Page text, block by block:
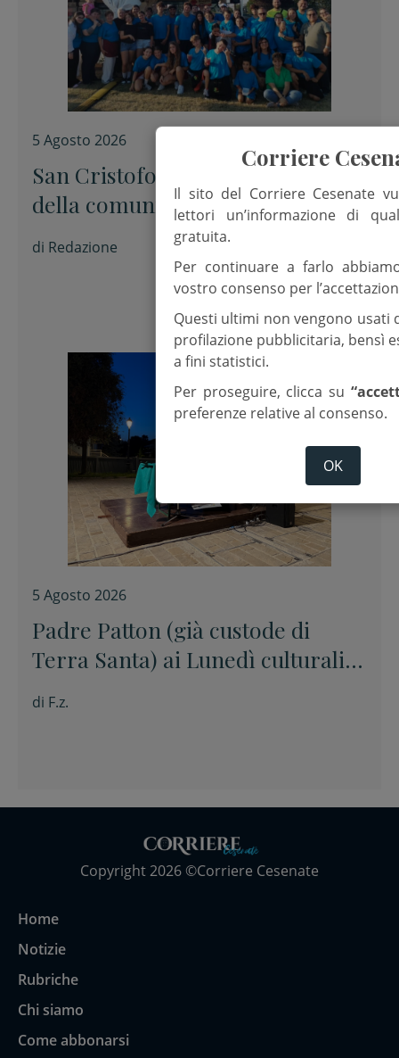
5 Agosto 2026
San Cristoforo, il ringraziamento
della comunità parrocchiale al
termine della festa
di Redazione
5 Agosto 2026
Padre Patton (già custode di
Terra Santa) ai Lunedì culturali:
“La pace è un prodotto
di F.z.
Copyright 2026 ©Corriere Cesenate
Home
Notizie
Rubriche
Chi siamo
Come abbonarsi
Corriere
Il sito del Corriere Cesenate
lettori un’informazione di
gratuita.
Per continuare a farlo
vostro consenso per
Questi ultimi non vengono usati
profilazione pubblicitaria, bensì
a fini statistici.
Per proseguire, clicca su
preferenze relative al consenso.
OK